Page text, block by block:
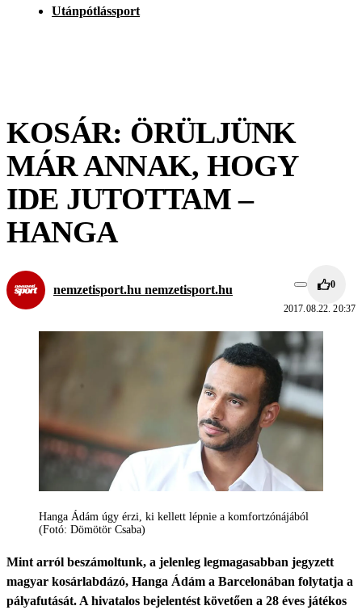
Utánpótlássport
KOSÁR: ÖRÜLJÜNK
MÁR ANNAK, HOGY
IDE JUTOTTAM –
HANGA
nemzetisport.hu nemzetisport.hu 0
2017.08.22. 20:37
Hanga Ádám úgy érzi, ki kellett lépnie a komfortzónájából
(Fotó: Dömötör Csaba)
Mint arról beszámoltunk, a jelenleg legmagasabban jegyzett
magyar kosárlabdázó, Hanga Ádám a Barcelonában folytatja a
pályafutását. A hivatalos bejelentést követően a 28 éves játékos